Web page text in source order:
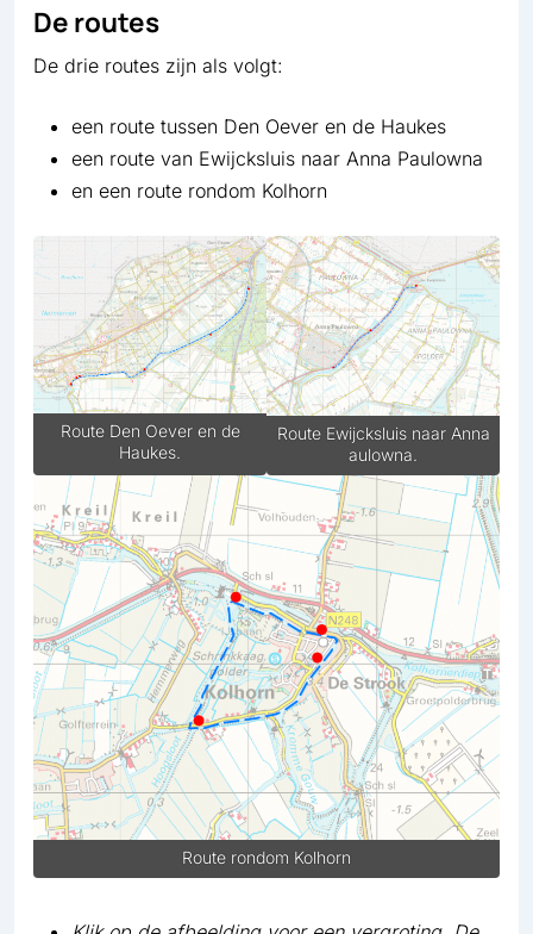
De routes
De drie routes zijn als volgt:
een route tussen Den Oever en de Haukes
een route van Ewijcksluis naar Anna Paulowna
en een route rondom Kolhorn
Route Den Oever en de
Haukes.
Route Ewijcksluis naar Anna
aulowna.
Route rondom Kolhorn